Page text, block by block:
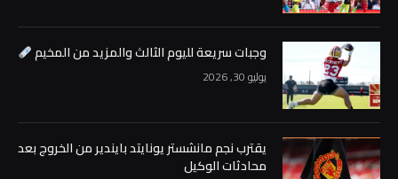
وجبات سريعة لليوم الثالث والمزيد من المخيم
يوليو 30, 2026
يقترب نجم مانشستر يونايتد بايندير من الخروج بعد
محادثات الوكيل